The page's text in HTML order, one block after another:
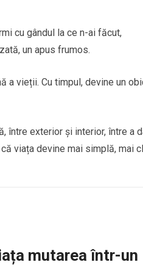
cu gândul la ce n-ai făcut,
un apus frumos.
a vieții. Cu timpul, devine un
între exterior și interior, între a
viața devine mai simplă, mai
mutarea într-un